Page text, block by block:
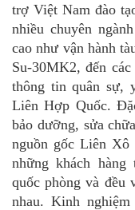
trợ Việt Nam đào
nhiều chuyên
cao như vận hành
Su-30MK2, đến
thông tin quân sự,
Liên Hợp Quốc.
bảo dưỡng, sửa ch
nguồn gốc Liên Xô
những khách
quốc phòng và đều
nhau. Kinh